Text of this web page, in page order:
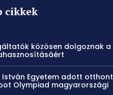
cikkek
közösen dolgoznak a
István Egyetem adott otthont
Olympiad magyarországi